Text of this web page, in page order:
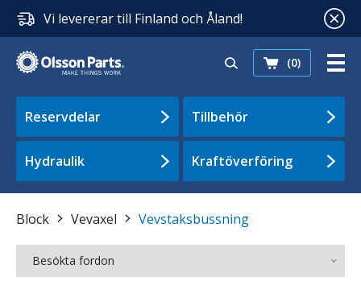
Vi levererar till Finland och Åland!
(0)
Reservdelar Tillbehör
Hydraulik Kraftöverföring
Block Vevaxel Vevstaksbussning
Besökta fordon